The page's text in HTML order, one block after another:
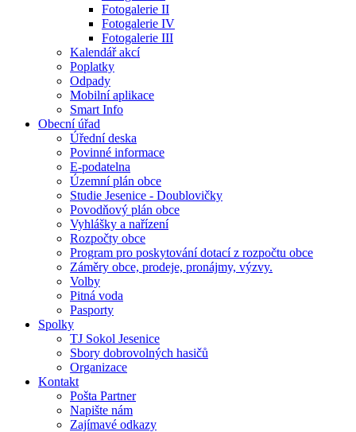
Fotogalerie II
Fotogalerie IV
Fotogalerie III
Kalendář akcí
Poplatky
Odpady
Mobilní aplikace
Smart Info
Obecní úřad
Úřední deska
Povinné informace
E-podatelna
Územní plán obce
Studie Jesenice - Doublovičky
Povodňový plán obce
Vyhlášky a nařízení
Rozpočty obce
Program pro poskytování dotací z rozpočtu obce
Záměry obce, prodeje, pronájmy, výzvy.
Volby
Pitná voda
Pasporty
Spolky
TJ Sokol Jesenice
Sbory dobrovolných hasičů
Organizace
Kontakt
Pošta Partner
Napište nám
Zajímavé odkazy